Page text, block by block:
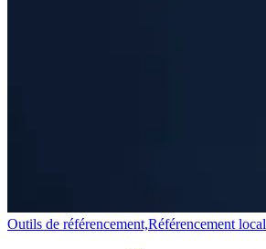
Outils de référencement,Référencement local